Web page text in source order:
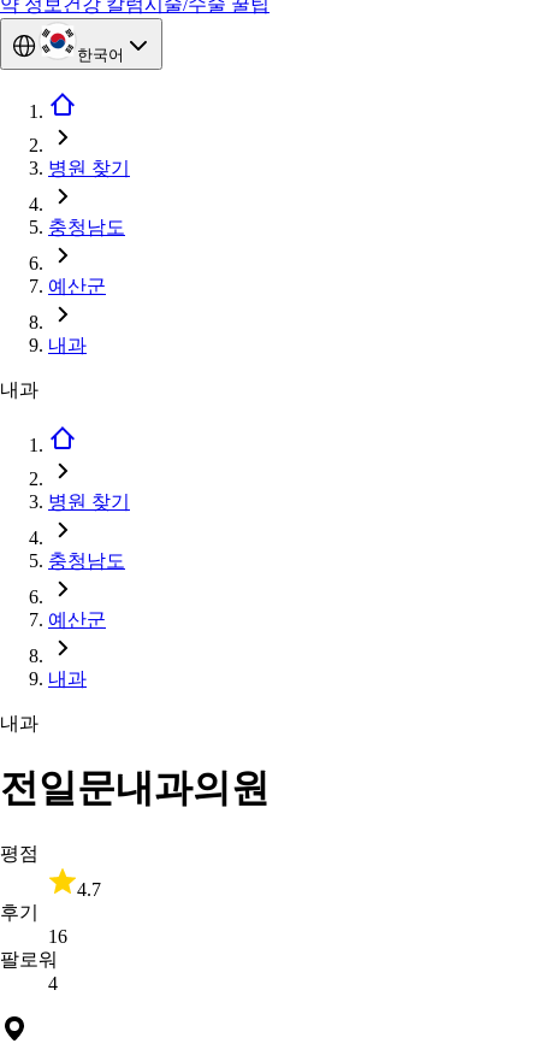
약 정보 건강 칼럼시술/수술 꿀팁
한국어
병원 찾기
충청남도
예산군
내과
내과
병원 찾기
충청남도
예산군
내과
내과
전일문내과의원
평점
4.7
후기
16
팔로워
4